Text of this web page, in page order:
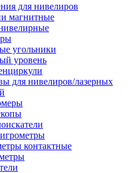
для нивелиров
магнитные
угольники
уровень
для нивелиров/лазерных
контактные